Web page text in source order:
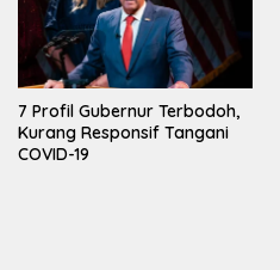
7 Profil Gubernur Terbodoh,
Kurang Responsif Tangani
COVID-19